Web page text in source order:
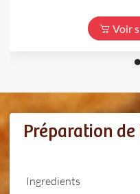
Voir
Préparation
Ingredients